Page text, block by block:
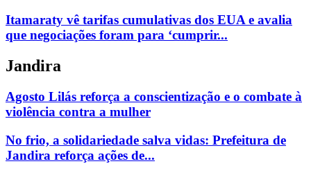
Itamaraty vê tarifas cumulativas dos EUA e avalia
que negociações foram para ‘cumprir...
Jandira
Agosto Lilás reforça a conscientização e o combate à
violência contra a mulher
No frio, a solidariedade salva vidas: Prefeitura de
Jandira reforça ações de...